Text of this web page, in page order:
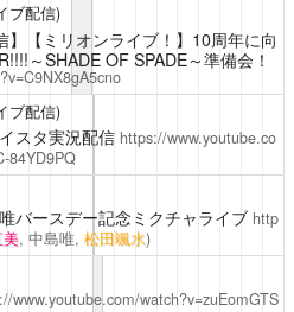
ブ配信)
】【ミリオンライブ！】10周年に向
～SHADE OF SPADE～準備会！
ブ配信)
スタ実況配信 https://www.youtube.co
84YD9PQ
バースデー記念ミクチャライブ http
, 中島唯, 松田颯水)
www.youtube.com/watch?v=zuEomGTS